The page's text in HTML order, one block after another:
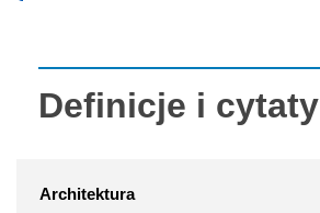
Definicje i cytaty
Architektura